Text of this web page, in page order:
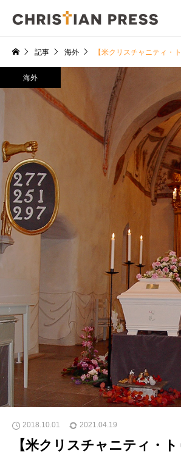
記事 海外 【米クリスチャニティ・
海外
2018.10.01 2021.04.19
【米クリスチャニティ・